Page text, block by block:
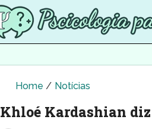
Home / Notícias
Khloé Kardashian diz